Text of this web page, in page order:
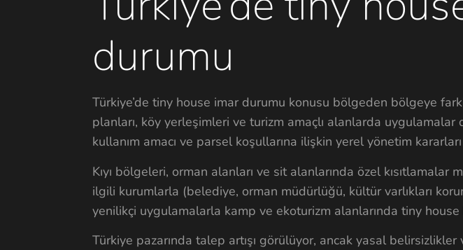
durumu
Türkiye’de tiny house imar durumu konusu bölgeden bölgeye
planları, köy yerleşimleri ve turizm amaçlı alanlarda uygulamalar
kullanım amacı ve parsel koşullarına ilişkin yerel yönetim
Kıyı bölgeleri, orman alanları ve sit alanlarında özel kısıtlamalar
ilgili kurumlarla (belediye, orman müdürlüğü, kültür varlıkları
yenilikçi uygulamalarla kamp ve ekoturizm alanlarında tiny house
Türkiye pazarında talep artışı görülüyor, ancak yasal